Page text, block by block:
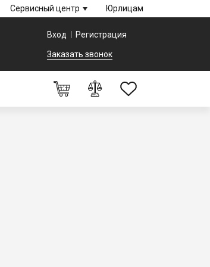
Сервисный центр Юрлицам
Вход Регистрация
Заказать звонок